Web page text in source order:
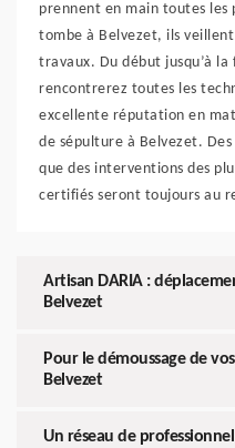
prennent en main toutes les
tombe à Belvezet, ils
travaux. Du début jusqu’à la
rencontrerez toutes les
excellente réputation en
de sépulture à Belvezet. Des
que des interventions des
certifiés seront toujours au
Artisan DARIA :
Belvezet
Pour le démoussage de
Belvezet
Un réseau de